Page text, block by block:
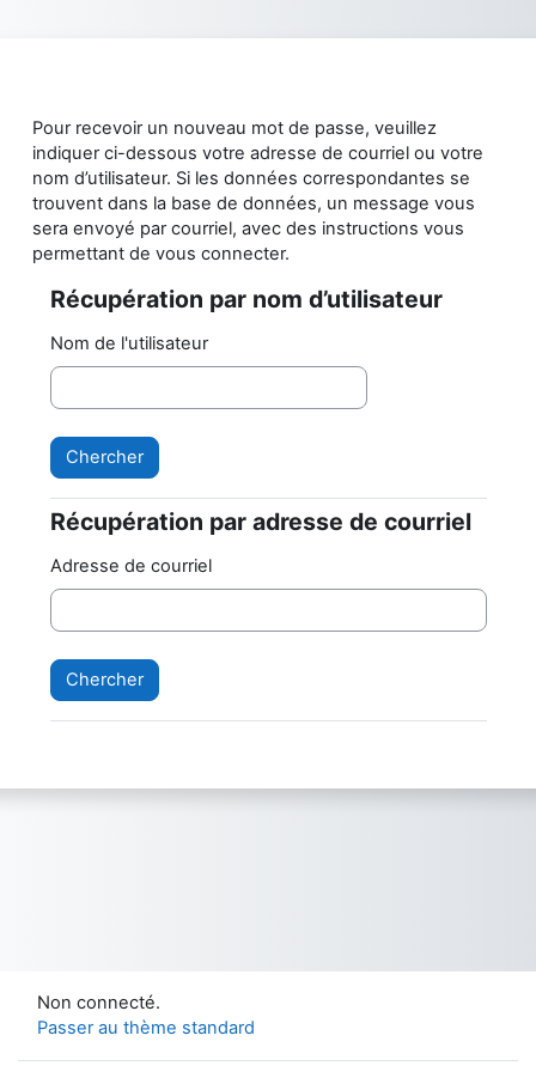
Pour recevoir un nouveau mot de passe, veuillez
indiquer ci-dessous votre adresse de courriel ou votre
nom d’utilisateur. Si les données correspondantes se
trouvent dans la base de données, un message vous
sera envoyé par courriel, avec des instructions vous
permettant de vous connecter.
Récupération par nom d’utilisateur
Récupération par nom d’utilisateur
Nom de l'utilisateur
Récupération par adresse de courriel
Récupération par adresse de courriel
Adresse de courriel
Non connecté.
Passer au thème standard